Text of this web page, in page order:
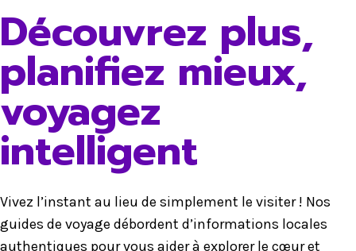
Découvrez plus,
planifiez mieux,
voyagez
intelligent
Vivez l’instant au lieu de simplement le visiter ! Nos
guides de voyage débordent d’informations locales
authentiques pour vous aider à explorer le cœur et